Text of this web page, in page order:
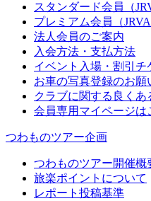
スタンダード会員（
プレミアム会員（
法人会員のご案内
入会方法・支払方法
イベント入場・割引チ
お車の写真登録のお願
クラブに関する良くあ
会員専用マイページは
つわものツアー企画
つわものツアー開催概
旅楽ポイントについて
レポート投稿基準